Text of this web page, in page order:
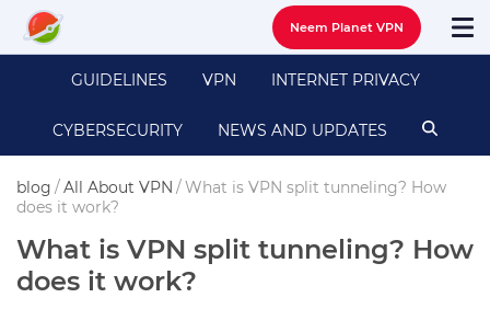
Neem Planet VPN
GUIDELINES VPN INTERNET PRIVACY
CYBERSECURITY NEWS AND UPDATES
blog /All About VPN /What is VPN split tunneling? How
does it work?
What is VPN split tunneling? How
does it work?